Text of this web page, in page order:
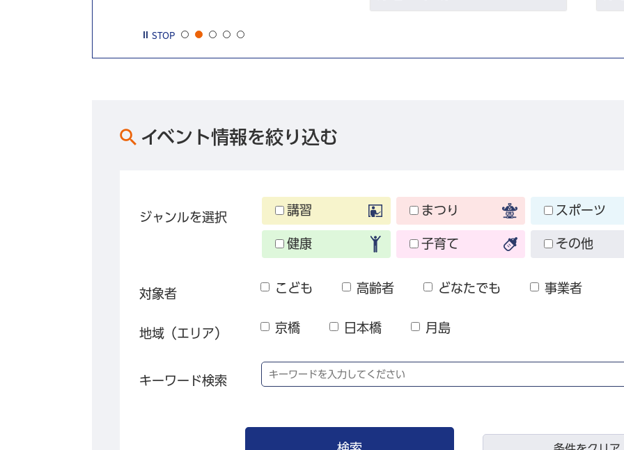
STOP
イベント情報を絞り込む
ジャンルを選択
講習 まつり スポーツ
健康 子育て その他
対象者 こども 高齢者 どなたでも 事業者
地域（エリア） 京橋 日本橋 月島
キーワード検索